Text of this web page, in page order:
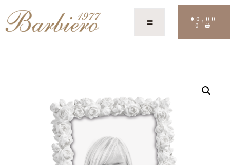
€ 0,00
0